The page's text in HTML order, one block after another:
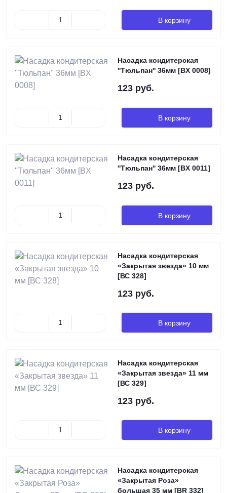
В корзину
Насадка кондитерская
''Тюльпан'' 36мм [BX 0008]
123 руб.
В корзину
Насадка кондитерская
''Тюльпан'' 36мм [BX 0011]
123 руб.
В корзину
Насадка кондитерская
«Закрытая звезда» 10 мм
[ВС 328]
123 руб.
В корзину
Насадка кондитерская
«Закрытая звезда» 11 мм
[ВС 329]
123 руб.
В корзину
Насадка кондитерская
«Закрытая Роза»
большая 35 мм [BR 332]